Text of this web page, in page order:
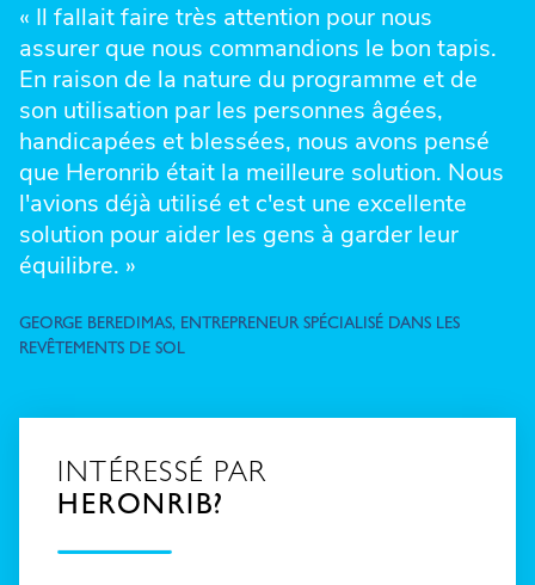
« Il fallait faire très attention pour nous
assurer que nous commandions le bon tapis.
En raison de la nature du programme et de
son utilisation par les personnes âgées,
handicapées et blessées, nous avons pensé
que Heronrib était la meilleure solution. Nous
l'avions déjà utilisé et c'est une excellente
solution pour aider les gens à garder leur
équilibre. »
GEORGE BEREDIMAS, ENTREPRENEUR SPÉCIALISÉ DANS LES
REVÊTEMENTS DE SOL
INTÉRESSÉ PAR
HERONRIB?